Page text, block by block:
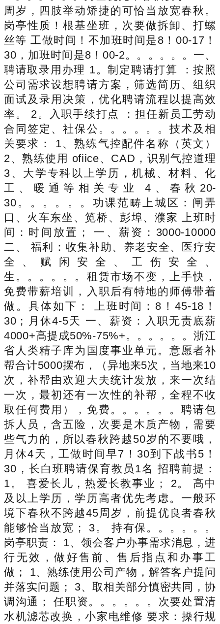
周岁，四肢举动矫捷的可恰当放宽春秋。
岗亭性质！根基坐班，次要做拆卸、打螺
丝等 工做时间！不加班时间是8！00-17！
30，加班时间是8！00-2。。。。。。一、
聘请取录用办理 1。制定聘请打算 ：按照
公司需求设想聘请方案，筛选简历、组织
面试及录用决策，优化聘请流程以提高效
率。 2。入职手续打点 ：担任新员工劳动
合同签定、社保公。。。。。。技术及相
关要求： 1、熟练气控配件名称（英文）
2、熟练使用 ofiice、CAD，识别气控道理
3、大学专科以上学历，机械、材料、化
工、暖通等相关专业 4、春秋20-
30。。。。。。功课范畴上城区：闸弄
口、火车东坐、笕桥、彭埠、濮家 上班时
间：时间放置； 一、薪资：3000-10000
二、 福利：收集补助、养老安全、医疗安
全、赋闲安全、工伤安全、
生。。。。。。租赁市场不变，上手快，
免费带薪培训，入职后有特地的师傅带着
做。具体如下： 上班时间：8！45-18！
30；月休4-5天 一、薪资：入职无责底薪
4000+高提成50%-75%+。。。。。。浙江
省人类精子库为国度事业单元。意愿者补
帮合计5000摆布，（异地来5次，当地来10
次，补帮由欢迎大夫统计发放，来一次结
一次，最初还有一次性的补帮，全程不收
取任何费用），免费。。。。。。聘请包
拆人员，含五险，次要是木质产物，需要
些气力的，所以春秋跨越50岁的不要哦，
月休4天，工做时间早7！30到下战书5！
30，长白班聘请保育教员1名 招聘前提：
1。 喜爱长儿，热爱长教事业； 2。 高中
及以上学历，学历高者优先考虑。一般环
境下春秋不跨越45周岁，前提优良者春秋
能够恰当放宽； 3。 持有保。。。。。。
岗亭职责： 1、领会客户办事需求消息，进
行无效，做好售前、售后指点和办事工
做； 1、熟练使用公司产物，解答客户提问
并落实问题； 3、取相关部分慎密共同，协
调沟通； 任职资。。。。。。次要处置清
水机滤芯改换，小家电维修 要求：操行规